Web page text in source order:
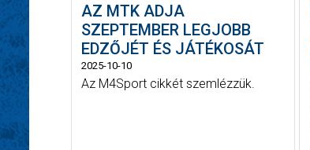
AZ MTK ADJA
SZEPTEMBER LEGJOBB
EDZŐJÉT ÉS JÁTÉKOSÁT
2025-10-10
Az M4Sport cikkét szemlézzük.